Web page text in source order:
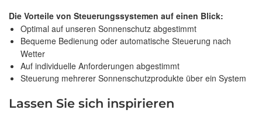
Die Vorteile von Steuerungssystemen auf einen Blick:
Optimal auf unseren Sonnenschutz abgestimmt
Bequeme Bedienung oder automatische Steuerung nach
Wetter
Auf individuelle Anforderungen abgestimmt
Steuerung mehrerer Sonnenschutzprodukte über ein System
Lassen Sie sich inspirieren